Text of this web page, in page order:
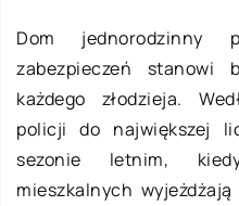
Dom jednorodzinny
zabezpieczeń stanowi
każdego złodzieja.
policji do największej
sezonie letnim,
mieszkalnych